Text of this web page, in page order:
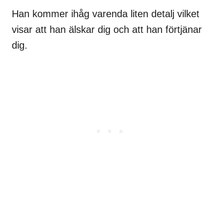
Han kommer ihåg varenda liten detalj vilket
visar att han älskar dig och att han förtjänar
dig.